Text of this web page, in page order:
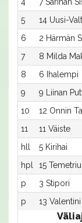
4
7 Sarinan
5
14 Uusi-
6
2 Härmän
7
8 Milda
8
6 Ihalempi
9
9 Liinan
10
12 Onnin
11
11 Väiste
hll
5 Kirihai
hpl
15
p
3 Stipori
p
13 Valentini